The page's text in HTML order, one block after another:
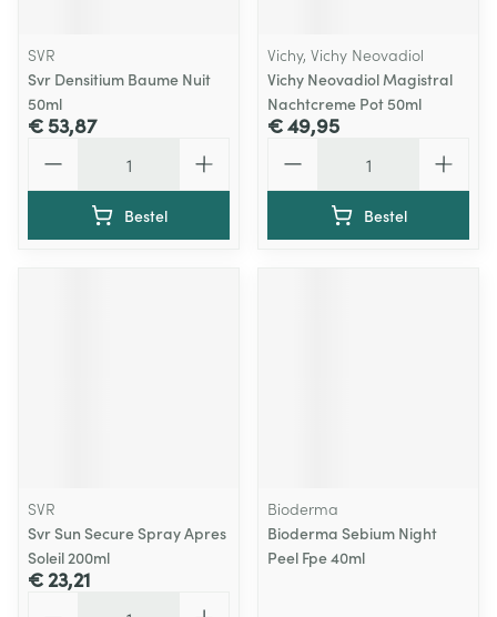
SVR
Svr Densitium Baume Nuit
50ml
€ 53,87
Bestel
Vichy, Vichy Neovadiol
Vichy Neovadiol Magistral
Nachtcreme Pot 50ml
€ 49,95
Bestel
SVR
Svr Sun Secure Spray Apres
Soleil 200ml
€ 23,21
Bioderma
Bioderma Sebium Night
Peel Fpe 40ml